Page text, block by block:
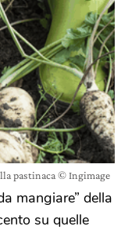
pastinaca © Ingimage
mangiare” della
su quelle